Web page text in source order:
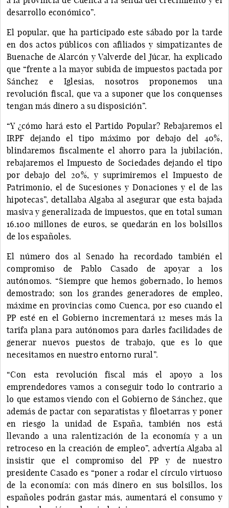
desarrollo económico”.
El popular, que ha participado este sábado por la tarde
en dos actos públicos con afiliados y simpatizantes de
Buenache de Alarcón y Valverde del Júcar, ha explicado
que “frente a la mayor subida de impuestos pactada por
Sánchez e Iglesias, nosotros proponemos una
revolución fiscal, que va a suponer que los conquenses
tengan más dinero a su disposición”.
“Y ¿cómo hará esto el Partido Popular? Rebajaremos el
IRPF dejando el tipo máximo por debajo del 40%,
blindaremos fiscalmente el ahorro para la jubilación,
rebajaremos el Impuesto de Sociedades dejando el tipo
por debajo del 20%, y suprimiremos el Impuesto de
Patrimonio, el de Sucesiones y Donaciones y el de las
hipotecas”, detallaba Algaba al asegurar que esta bajada
masiva y generalizada de impuestos, que en total suman
16.100 millones de euros, se quedarán en los bolsillos
de los españoles.
El número dos al Senado ha recordado también el
compromiso de Pablo Casado de apoyar a los
autónomos. “Siempre que hemos gobernado, lo hemos
demostrado; son los grandes generadores de empleo,
máxime en provincias como Cuenca, por eso cuando el
PP esté en el Gobierno incrementará 12 meses más la
tarifa plana para autónomos para darles facilidades de
generar nuevos puestos de trabajo, que es lo que
necesitamos en nuestro entorno rural”.
“Con esta revolución fiscal más el apoyo a los
emprendedores vamos a conseguir todo lo contrario a
lo que estamos viendo con el Gobierno de Sánchez, que
además de pactar con separatistas y filoetarras y poner
en riesgo la unidad de España, también nos está
llevando a una ralentización de la economía y a un
retroceso en la creación de empleo”, advertía Algaba al
insistir que el compromiso del PP y de nuestro
presidente Casado es “poner a rodar el círculo virtuoso
de la economía: con más dinero en sus bolsillos, los
españoles podrán gastar más, aumentará el consumo y